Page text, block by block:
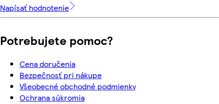
Napísať hodnotenie
Potrebujete pomoc?
Cena doručenia
Bezpečnosť pri nákupe
Všeobecné obchodné podmienky
Ochrana súkromia